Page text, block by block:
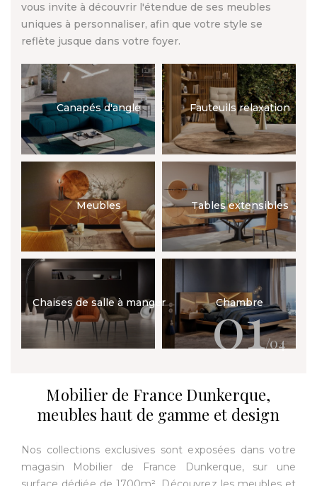
vous invite à découvrir l'étendue de ses meubles
uniques à personnaliser, afin que votre style se
reflète jusque dans votre foyer.
Canapés d'angle Fauteuils relaxation
Meubles Tables extensibles
Chaises de salle à manger Chambre
Mobilier de France Dunkerque,
meubles haut de gamme et design
Nos collections exclusives sont exposées dans votre
magasin Mobilier de France Dunkerque, sur une
01/04